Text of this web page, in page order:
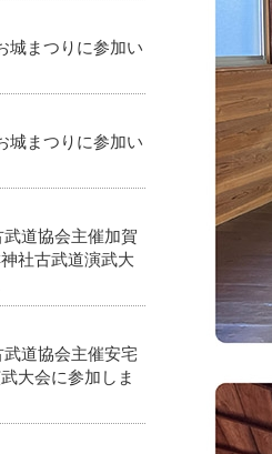
城まつりに参加い
城まつりに参加い
道協会主催加賀
社古武道演武大
道協会主催安宅
大会に参加しま